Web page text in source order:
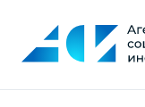
содержанию